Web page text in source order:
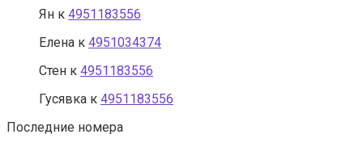
Ян к 4951183556
Елена к 4951034374
Стен к 4951183556
Гусявка к 4951183556
Последние номера